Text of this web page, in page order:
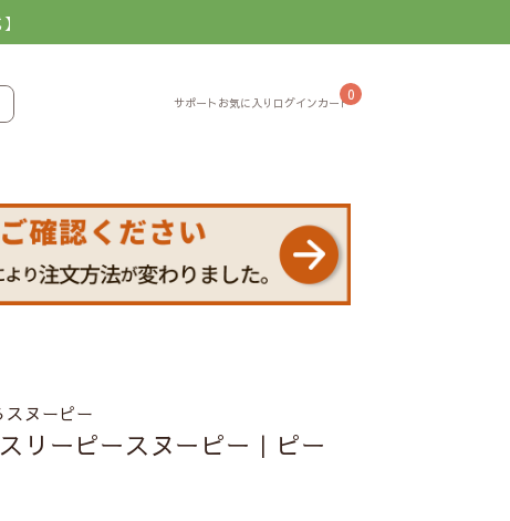
0
ヌーピー
リーピースヌーピー｜ピー